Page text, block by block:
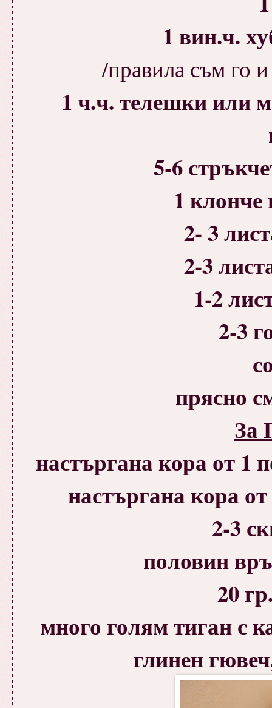
1 вин.ч.
/правила съм го
1 ч.ч. телешки или
5-6
1
2- 3
2-3
1-2
2-3
прясно
За
настъргана кора от 1
настъргана кора
2-3
половин
20
много голям тиган с
глинен